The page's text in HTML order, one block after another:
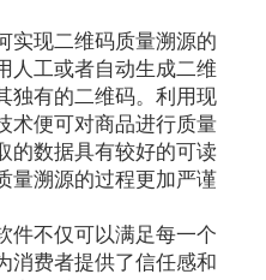
实现二维码质量溯源的
人工或者自动生成二维
独有的二维码。利用现
术便可对商品进行质量
的数据具有较好的可读
量溯源的过程更加严谨
件不仅可以满足每一个
消费者提供了信任感和